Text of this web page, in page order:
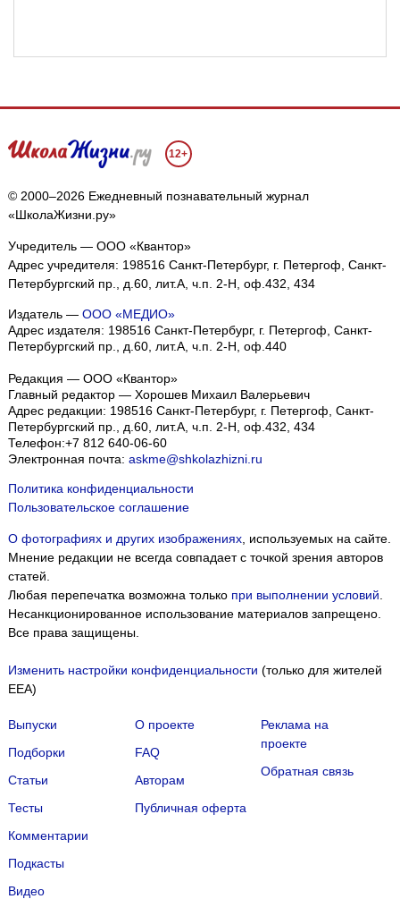
12+
© 2000–2026 Ежедневный познавательный журнал
«ШколаЖизни.ру»
Учредитель — ООО «Квантор»
Адрес учредителя: 198516 Санкт-Петербург, г. Петергоф, Санкт-
Петербургский пр., д.60, лит.А, ч.п. 2-Н, оф.432, 434
Издатель — ООО «МЕДИО»
Адрес издателя: 198516 Санкт-Петербург, г. Петергоф, Санкт-
Петербургский пр., д.60, лит.А, ч.п. 2-Н, оф.440
Редакция — ООО «Квантор»
Главный редактор — Хорошев Михаил Валерьевич
Адрес редакции: 198516 Санкт-Петербург, г. Петергоф, Санкт-
Петербургский пр., д.60, лит.А, ч.п. 2-Н, оф.432, 434
Телефон:+7 812 640-06-60
Электронная почта: askme@shkolazhizni.ru
Политика конфиденциальности
Пользовательское соглашение
О фотографиях и других изображениях, используемых на сайте.
Мнение редакции не всегда совпадает с точкой зрения авторов
статей.
Любая перепечатка возможна только при выполнении условий.
Несанкционированное использование материалов запрещено.
Все права защищены.
Изменить настройки конфиденциальности (только для жителей
EEA)
Выпуски
Подборки
Статьи
Тесты
Комментарии
Подкасты
Видео
О проекте
FAQ
Авторам
Публичная оферта
Реклама на
проекте
Обратная связь